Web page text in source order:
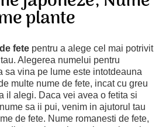
plante
fete pentru a alege cel mai potrivit
Alegerea numelui pentru
sa vina pe lume este intotdeauna
multe nume de fete, incat cu greu
il alegi. Daca vei avea o fetita si
sa ii pui, venim in ajutorul tau
de fete. Nume romanesti de fete,